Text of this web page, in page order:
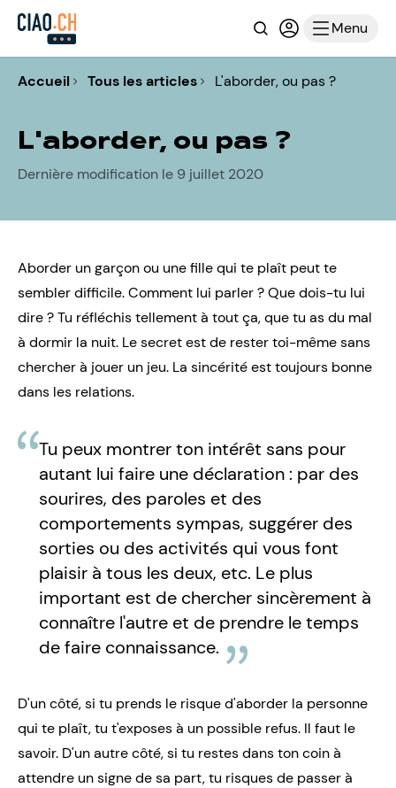
RechercheConnexion
Menu
Accueil Tous les articles L'aborder, ou pas ?
L'aborder, ou pas ?
Dernière modification le 9 juillet 2020
Aborder un garçon ou une fille qui te plaît peut te
sembler difficile. Comment lui parler ? Que dois-tu lui
dire ? Tu réfléchis tellement à tout ça, que tu as du mal
à dormir la nuit. Le secret est de rester toi-même sans
chercher à jouer un jeu. La sincérité est toujours bonne
dans les relations.
Tu peux montrer ton intérêt sans pour
autant lui faire une déclaration : par des
sourires, des paroles et des
comportements sympas, suggérer des
sorties ou des activités qui vous font
plaisir à tous les deux, etc. Le plus
important est de chercher sincèrement à
connaître l'autre et de prendre le temps
de faire connaissance.
D'un côté, si tu prends le risque d'aborder la personne
qui te plaît, tu t'exposes à un possible refus. Il faut le
savoir. D'un autre côté, si tu restes dans ton coin à
attendre un signe de sa part, tu risques de passer à